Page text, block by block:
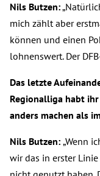
Nils Butzen:
mich zählt aber
können und einen
lohnenswert. Der
Das letzte
Regionalliga habt
anders machen als
Nils Butzen: „Wenn
wir das in erster